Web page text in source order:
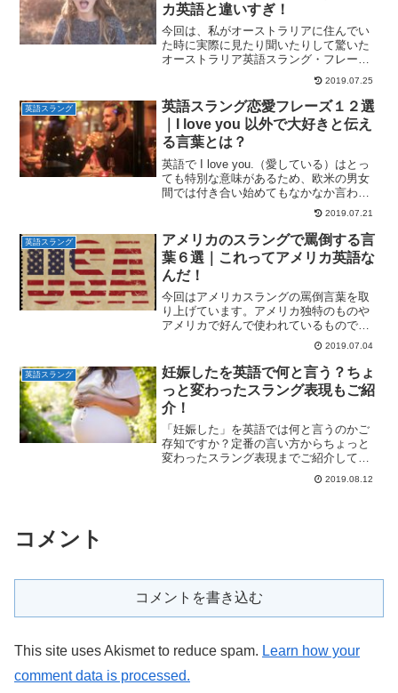
カ英語と違いすぎ！
今回は、私がオーストラリアに住んでい
た時に実際に見たり聞いたりして驚いた
オーストラリア英語スラング・フレーズ
のビックリ１８選をお送りしたいと思い
2019.07.25
英語スラング
英語スラング恋愛フレーズ１２選
｜I love you 以外で大好きと伝え
る言葉とは？
英語で I love you.（愛している）はとっ
ても特別な意味があるため、欧米の男女
間では付き合い始めてもなかなか言わな
いんですよね。そこで今回は、英語スラ
ング恋愛フレーズ１２選としてI love you
以外で大好きな気持ちを伝えられる言葉
をご紹介します！
2019.07.21
英語スラング
アメリカのスラングで罵倒する言
葉６選｜これってアメリカ英語な
んだ！
今回はアメリカスラングの罵倒言葉を取
り上げています。アメリカ独特のものや
アメリカで好んで使われているものです
よ。これってアメリカ英語なんだ！って
2019.07.04
英語スラング
妊娠したを英語で何と言う？ちょ
っと変わったスラング表現もご紹
介！
「妊娠した」を英語では何と言うのかご
存知ですか？定番の言い方からちょっと
変わったスラング表現までご紹介してい
るので、この記事を読むだけでいろんな
言い方がわかるようになりますよ～。
2019.08.12
コメント
コメントを書き込む
This site uses Akismet to reduce spam. Learn how your
comment data is processed.